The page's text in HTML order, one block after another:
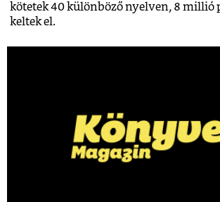
kötetek 40 különböző nyelven, 8 millió
keltek el.